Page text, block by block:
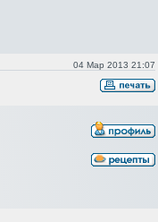
04 Мар 2013 21:07